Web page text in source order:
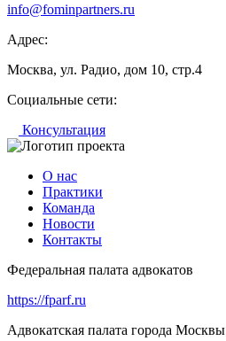
info@fominpartners.ru
Адрес:
Москва, ул. Радио, дом 10, стр.4
Социальные сети:
Консультация
О нас
Практики
Команда
Новости
Контакты
Федеральная палата адвокатов
https://fparf.ru
Адвокатская палата города Москвы